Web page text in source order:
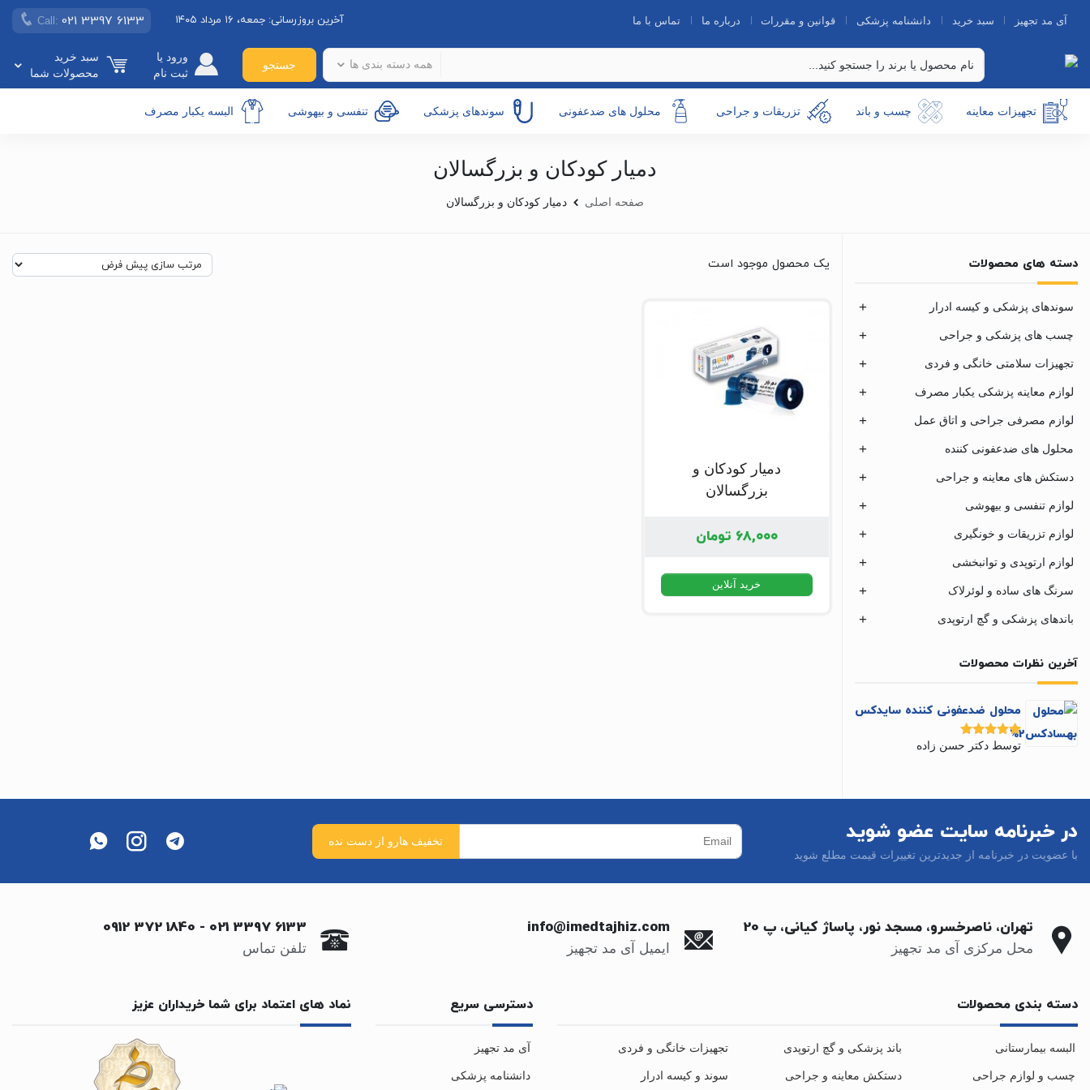
آی مد تجهیز سبد خرید دانشنامه پزشکی قوانین و مقررات درباره ما تماس با ما آخرین بروزرسانی: جمعه، ۱۶ مرداد ۱۴۰۵ Call: 021 3397 6133
همه دسته بندی ها جستجو
ورود یا
ثبت نام
سبد خرید
محصولات شما
تجهیزات معاینه چسب و باند تزریقات و جراحی محلول های ضدعفونی سوندهای پزشکی تنفسی و بیهوشی البسه یکبار مصرف
دمیار کودکان و بزرگسالان
صفحه اصلی دمیار کودکان و بزرگسالان
دسته های محصولات
سوندهای پزشکی و کیسه ادرار
چسب های پزشکی و جراحی
تجهیزات سلامتی خانگی و فردی
لوازم معاینه پزشکی یکبار مصرف
لوازم مصرفی جراحی و اتاق عمل
محلول های ضدعفونی کننده
دستکش های معاینه و جراحی
لوازم تنفسی و بیهوشی
لوازم تزریقات و خونگیری
لوازم ارتوپدی و توانبخشی
سرنگ های ساده و لوئرلاک
باندهای پزشکی و گچ ارتوپدی
آخرین نظرات محصولات
محلول ضدعفونی کننده سایدکس
نمره5از 5
توسط دکتر حسن زاده
یک محصول موجود است
دمیار کودکان و
بزرگسالان
۶۸,۰۰۰ تومان
خرید آنلاین
در خبرنامه سایت عضو شوید
با عضویت در خبرنامه از جدیدترین تغییرات قیمت مطلع شوید
تهران، ناصرخسرو، مسجد نور، پاساژ کیانی، پ 20
محل مرکزی آی مد تجهیز
info@imedtajhiz.com
ایمیل آی مد تجهیز
021 3397 6133
-
0912 372 1840
تلفن تماس
دسته بندی محصولات
البسه بیمارستانی باند پزشکی و گچ ارتوپدی تجهیزات خانگی و فردی
چسب و لوازم جراحی دستکش معاینه و جراحی سوند و کیسه ادرار
دسترسی سریع
آی مد تجهیز
دانشنامه پزشکی
نماد های اعتماد برای شما خریداران عزیز